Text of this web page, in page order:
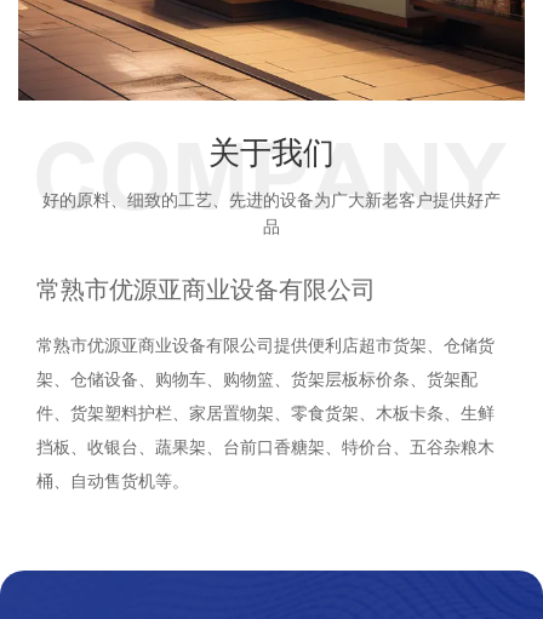
关于我们
好的原料、细致的工艺、先进的设备为广大新老客户提供好产
品
常熟市优源亚商业设备有限公司
常熟市优源亚商业设备有限公司提供便利店超市货架、仓储货
架、仓储设备、购物车、购物篮、货架层板标价条、货架配
件、货架塑料护栏、家居置物架、零食货架、木板卡条、生鲜
挡板、收银台、蔬果架、台前口香糖架、特价台、五谷杂粮木
桶、自动售货机等。